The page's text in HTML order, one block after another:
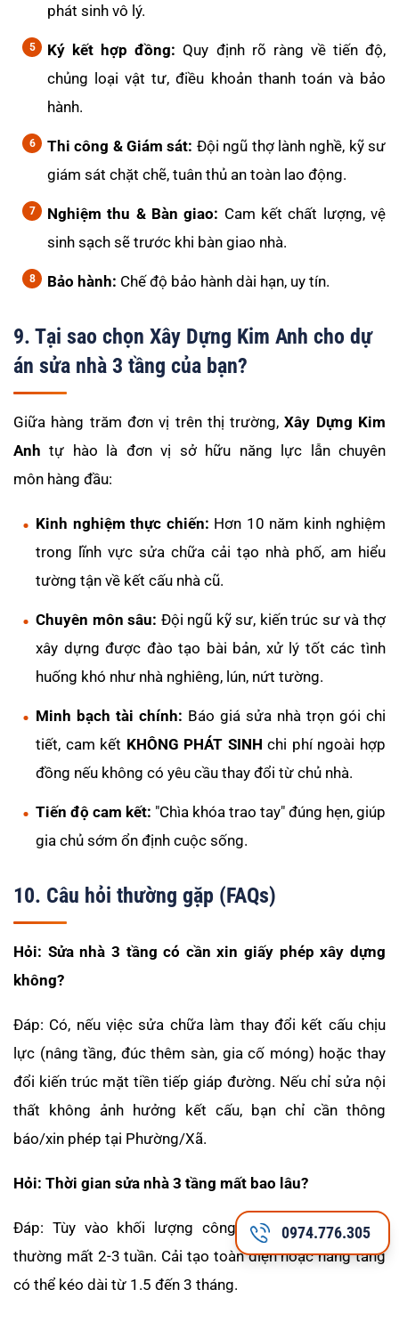
phát sinh vô lý.
Ký kết hợp đồng: Quy định rõ ràng về tiến độ,
chủng loại vật tư, điều khoản thanh toán và bảo
hành.
Thi công & Giám sát: Đội ngũ thợ lành nghề, kỹ sư
giám sát chặt chẽ, tuân thủ an toàn lao động.
Nghiệm thu & Bàn giao: Cam kết chất lượng, vệ
sinh sạch sẽ trước khi bàn giao nhà.
Bảo hành: Chế độ bảo hành dài hạn, uy tín.
9. Tại sao chọn Xây Dựng Kim Anh cho dự
án sửa nhà 3 tầng của bạn?
Giữa hàng trăm đơn vị trên thị trường,Xây Dựng Kim
Anh tự hào là đơn vị sở hữu năng lực lẫn chuyên
môn hàng đầu:
Kinh nghiệm thực chiến: Hơn 10 năm kinh nghiệm
trong lĩnh vực sửa chữa cải tạo nhà phố, am hiểu
tường tận về kết cấu nhà cũ.
Chuyên môn sâu: Đội ngũ kỹ sư, kiến trúc sư và thợ
xây dựng được đào tạo bài bản, xử lý tốt các tình
huống khó như nhà nghiêng, lún, nứt tường.
Minh bạch tài chính: Báo giá sửa nhà trọn gói chi
tiết, cam kết KHÔNG PHÁT SINH chi phí ngoài hợp
đồng nếu không có yêu cầu thay đổi từ chủ nhà.
Tiến độ cam kết: "Chìa khóa trao tay" đúng hẹn, giúp
gia chủ sớm ổn định cuộc sống.
10. Câu hỏi thường gặp (FAQs)
Hỏi: Sửa nhà 3 tầng có cần xin giấy phép xây dựng
không?
Đáp: Có, nếu việc sửa chữa làm thay đổi kết cấu chịu
lực (nâng tầng, đúc thêm sàn, gia cố móng) hoặc thay
đổi kiến trúc mặt tiền tiếp giáp đường. Nếu chỉ sửa nội
thất không ảnh hưởng kết cấu, bạn chỉ cần thông
báo/xin phép tại Phường/Xã.
Hỏi: Thời gian sửa nhà 3 tầng mất bao lâu?
Đáp: Tùy vào khối lượng công việc. Sửa chữa nhẹ
thường mất 2-3 tuần. Cải tạo toàn diện hoặc nâng tầng
có thể kéo dài từ 1.5 đến 3 tháng.
0974.776.305